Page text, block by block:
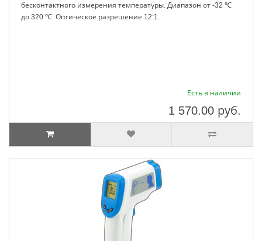
бесконтактного измерения температуры. Диапазон от -32 ℃
до 320 ℃. Оптическое разрешение 12:1.
Есть в наличии
1 570.00 руб.